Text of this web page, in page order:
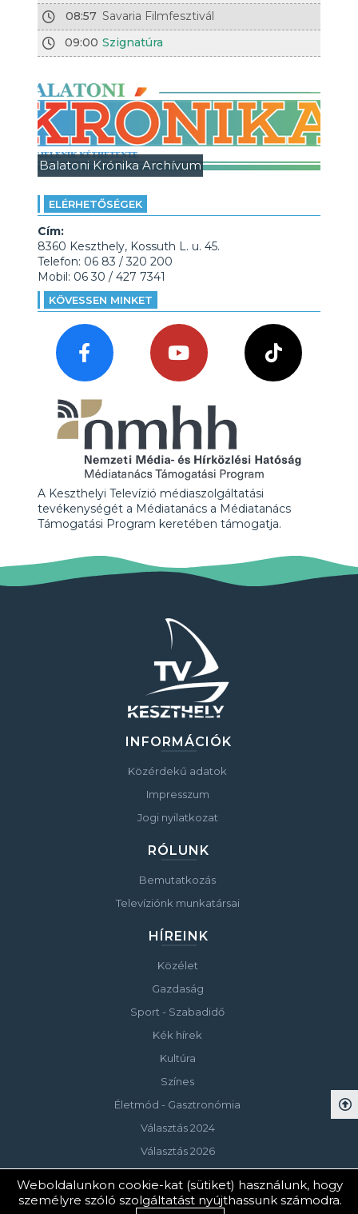
08:57 Savaria Filmfesztivál
09:00 Szignatúra
Balatoni Krónika Archívum
ELÉRHETŐSÉGEK
Cím:
8360 Keszthely, Kossuth L. u. 45.
Telefon: 06 83 / 320 200
Mobil: 06 30 / 427 7341
KÖVESSEN MINKET
A Keszthelyi Televízió médiaszolgáltatási
tevékenységét a Médiatanács a Médiatanács
Támogatási Program keretében támogatja.
INFORMÁCIÓK
Közérdekű adatok
Impresszum
Jogi nyilatkozat
RÓLUNK
Bemutatkozás
Televíziónk munkatársai
HÍREINK
Közélet
Gazdaság
Sport - Szabadidő
Kék hírek
Kultúra
Színes
Életmód - Gasztronómia
Választás 2024
Választás 2026
© Copyright 2023 Keszthelyi Televízió
Weboldalunkon cookie-kat (sütiket) használunk, hogy
személyre szóló szolgáltatást nyújthassunk számodra.